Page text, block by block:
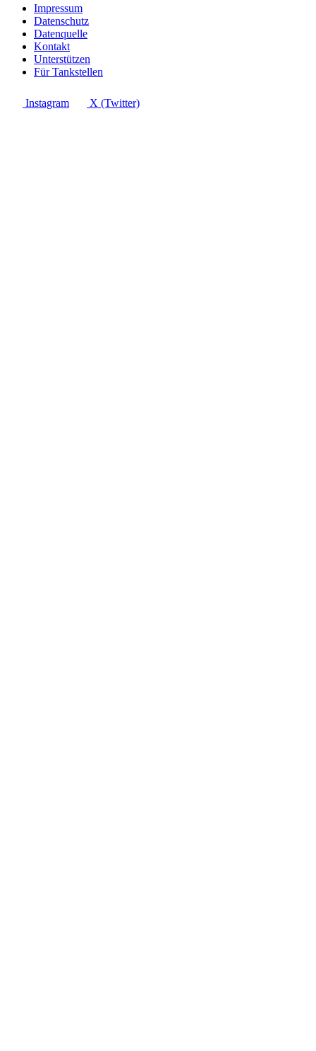
Impressum
Datenschutz
Datenquelle
Kontakt
Unterstützen
Für Tankstellen
Instagram X (Twitter)